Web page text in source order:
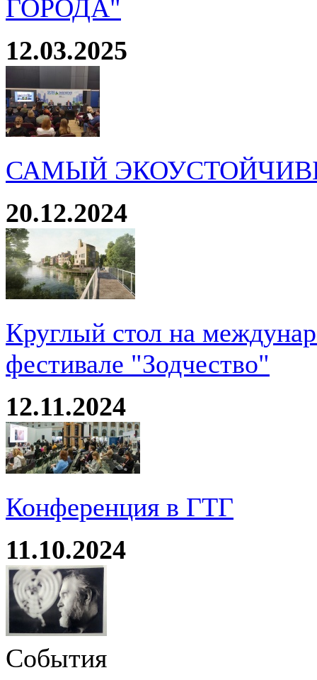
ГОРОДА"
12.03.2025
САМЫЙ
20.12.2024
Круглый стол на
фестивале "Зодчество"
12.11.2024
Конференция в ГТГ
11.10.2024
События